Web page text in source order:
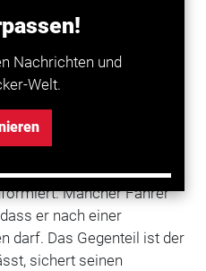
Nachrichten und
Welt.
und
einem Verbund der
Anliegen?
die die
ausstellen, sind zu
Mancher Fahrer
er nach einer
darf. Das Gegenteil ist der
sichert seinen